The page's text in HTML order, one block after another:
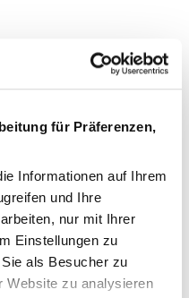
für Präferenzen,
Informationen auf Ihrem
und Ihre
nur mit Ihrer
Einstellungen zu
als Besucher zu
Website zu analysieren